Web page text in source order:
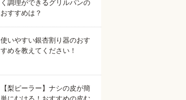
く調理ができるグリルパンの
おすすめは？
使いやすい銀杏割り器のおす
すめを教えてください！
【梨ピーラー】ナシの皮が簡